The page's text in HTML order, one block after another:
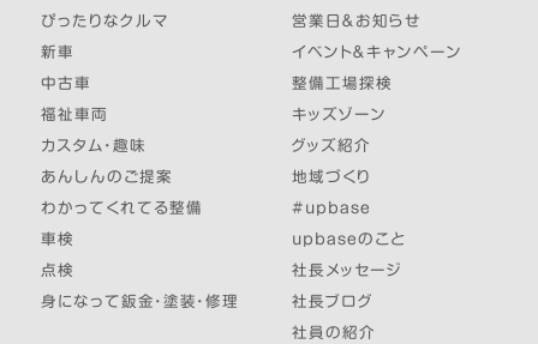
ぴったりなクルマ
新車
中古車
福祉車両
カスタム・趣味
あんしんのご提案
わかってくれてる整備
車検
点検
身になって鈑金・塗装・修理
営業日＆お知らせ
イベント＆キャンペーン
整備工場探検
キッズゾーン
グッズ紹介
地域づくり
#upbase
upbaseのこと
社長メッセージ
社長ブログ
社員の紹介